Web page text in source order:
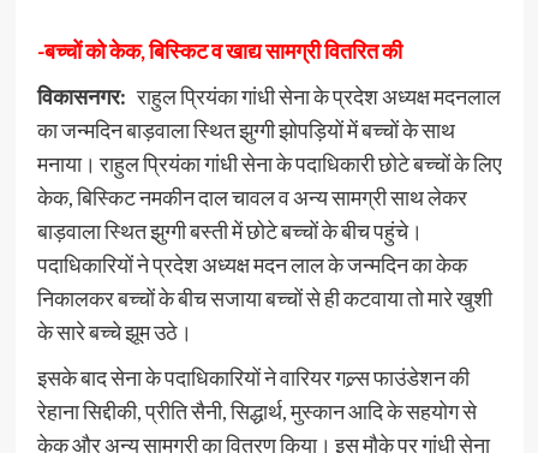
-बच्चों को केक, बिस्किट व खाद्य सामग्री वितरित की
विकासनगर: राहुल प्रियंका गांधी सेना के प्रदेश अध्यक्ष मदनलाल
का जन्मदिन बाड़वाला स्थित झुग्गी झोपड़ियों में बच्चों के साथ
मनाया। राहुल प्रियंका गांधी सेना के पदाधिकारी छोटे बच्चों के लिए
केक, बिस्किट नमकीन दाल चावल व अन्य सामग्री साथ लेकर
बाड़वाला स्थित झुग्गी बस्ती में छोटे बच्चों के बीच पहुंचे।
पदाधिकारियों ने प्रदेश अध्यक्ष मदन लाल के जन्मदिन का केक
निकालकर बच्चों के बीच सजाया बच्चों से ही कटवाया तो मारे खुशी
के सारे बच्चे झूम उठे।
इसके बाद सेना के पदाधिकारियों ने वारियर गल्र्स फाउंडेशन की
रेहाना सिद्दीकी, प्रीति सैनी, सिद्धार्थ, मुस्कान आदि के सहयोग से
केक और अन्य सामग्री का वितरण किया। इस मौके पर गांधी सेना